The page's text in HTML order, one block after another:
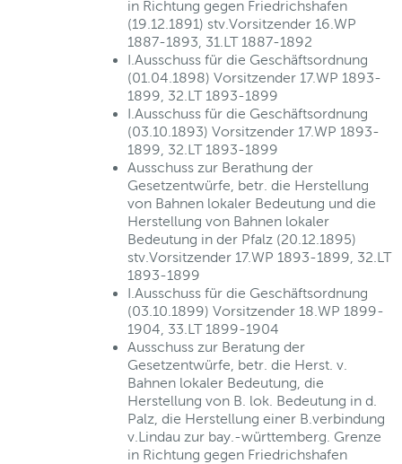
in Richtung gegen Friedrichshafen
(19.12.1891) stv.Vorsitzender 16.WP
1887-1893, 31.LT 1887-1892
I.Ausschuss für die Geschäftsordnung
(01.04.1898) Vorsitzender 17.WP 1893-
1899, 32.LT 1893-1899
I.Ausschuss für die Geschäftsordnung
(03.10.1893) Vorsitzender 17.WP 1893-
1899, 32.LT 1893-1899
Ausschuss zur Berathung der
Gesetzentwürfe, betr. die Herstellung
von Bahnen lokaler Bedeutung und die
Herstellung von Bahnen lokaler
Bedeutung in der Pfalz (20.12.1895)
stv.Vorsitzender 17.WP 1893-1899, 32.LT
1893-1899
I.Ausschuss für die Geschäftsordnung
(03.10.1899) Vorsitzender 18.WP 1899-
1904, 33.LT 1899-1904
Ausschuss zur Beratung der
Gesetzentwürfe, betr. die Herst. v.
Bahnen lokaler Bedeutung, die
Herstellung von B. lok. Bedeutung in d.
Palz, die Herstellung einer B.verbindung
v.Lindau zur bay.-württemberg. Grenze
in Richtung gegen Friedrichshafen